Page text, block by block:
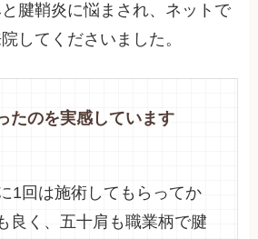
腱鞘炎に悩まされ、ネットで
してくださいました。
たのを実感しています
1回は施術してもらってか
良く、五十肩も職業柄で腱